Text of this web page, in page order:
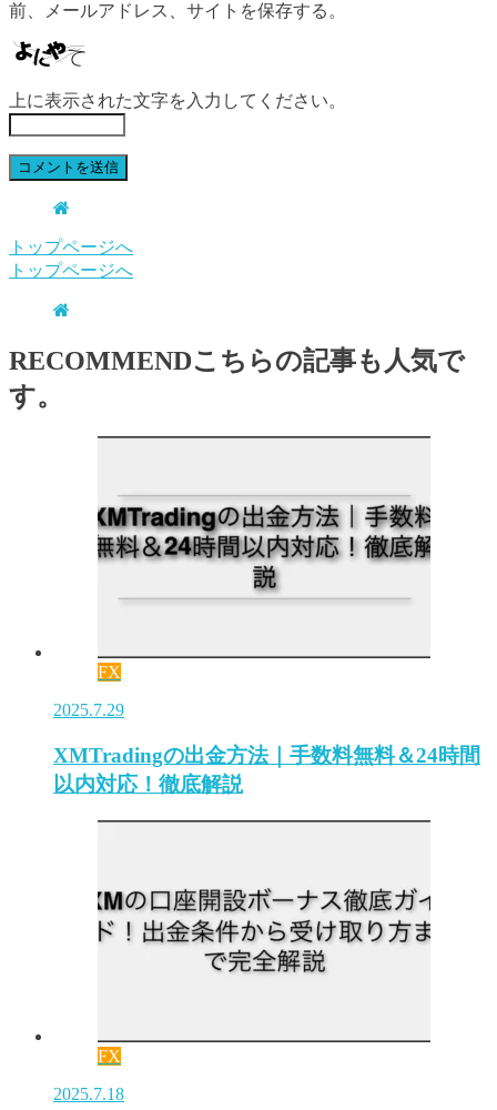
前、メールアドレス、サイトを保存する。
上に表示された文字を入力してください。
トップページへ
トップページへ
RECOMMENDこちらの記事も人気で
す。
FX
2025.7.29
XMTradingの出金方法｜手数料無料＆24時間
以内対応！徹底解説
FX
2025.7.18